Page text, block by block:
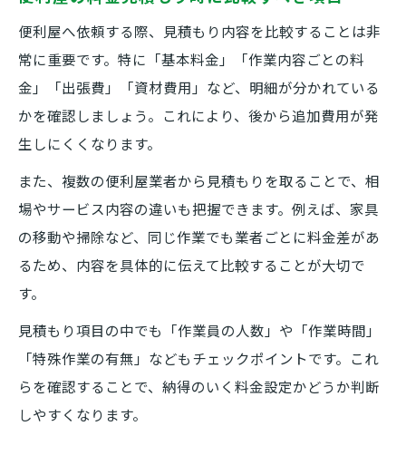
便利屋へ依頼する際、見積もり内容を比較することは非
常に重要です。特に「基本料金」「作業内容ごとの料
金」「出張費」「資材費用」など、明細が分かれている
かを確認しましょう。これにより、後から追加費用が発
生しにくくなります。
また、複数の便利屋業者から見積もりを取ることで、相
場やサービス内容の違いも把握できます。例えば、家具
の移動や掃除など、同じ作業でも業者ごとに料金差があ
るため、内容を具体的に伝えて比較することが大切で
す。
見積もり項目の中でも「作業員の人数」や「作業時間」
「特殊作業の有無」などもチェックポイントです。これ
らを確認することで、納得のいく料金設定かどうか判断
しやすくなります。